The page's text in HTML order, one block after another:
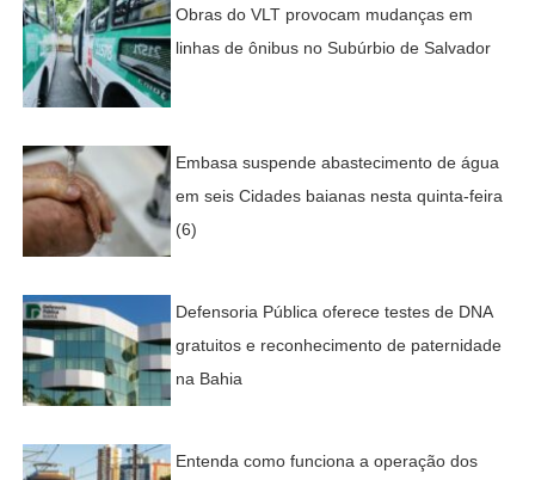
Obras do VLT provocam mudanças em
linhas de ônibus no Subúrbio de Salvador
Embasa suspende abastecimento de água
em seis Cidades baianas nesta quinta-feira
(6)
Defensoria Pública oferece testes de DNA
gratuitos e reconhecimento de paternidade
na Bahia
Entenda como funciona a operação dos